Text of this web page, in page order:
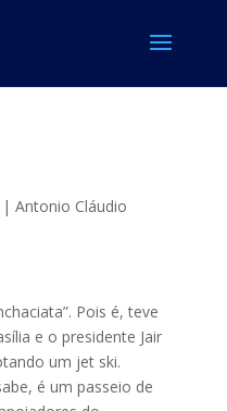
Antonio Cláudio
Pois é, teve
e o presidente Jair
um jet ski.
é um passeio de